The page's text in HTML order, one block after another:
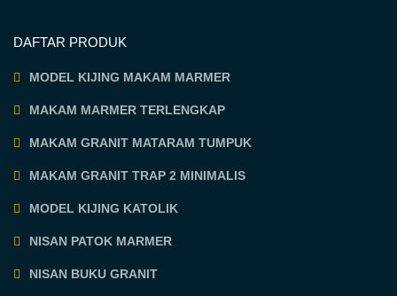
DAFTAR PRODUK
MODEL KIJING MAKAM MARMER
MAKAM MARMER TERLENGKAP
MAKAM GRANIT MATARAM TUMPUK
MAKAM GRANIT TRAP 2 MINIMALIS
MODEL KIJING KATOLIK
NISAN PATOK MARMER
NISAN BUKU GRANIT